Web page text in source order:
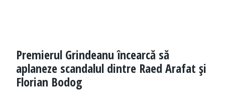
Premierul Grindeanu încearcă să
aplaneze scandalul dintre Raed Arafat şi
Florian Bodog